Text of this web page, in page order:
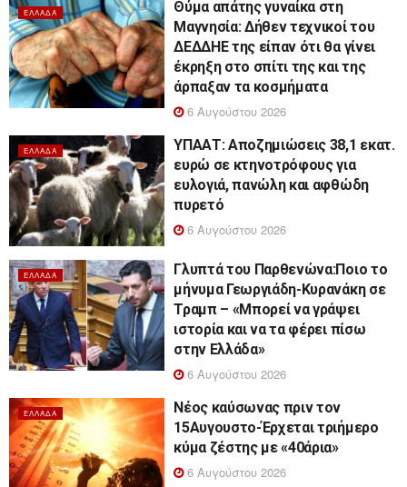
ΕΛΛΆΔΑ
Θύμα απάτης γυναίκα στη
Μαγνησία: Δήθεν τεχνικοί του
ΔΕΔΔΗΕ της είπαν ότι θα γίνει
έκρηξη στο σπίτι της και της
άρπαξαν τα κοσμήματα
6 Αυγούστου 2026
ΕΛΛΆΔΑ
ΥΠΑΑΤ: Αποζημιώσεις 38,1 εκατ.
ευρώ σε κτηνοτρόφους για
ευλογιά, πανώλη και αφθώδη
πυρετό
6 Αυγούστου 2026
ΕΛΛΆΔΑ
Γλυπτά του Παρθενώνα:Ποιο το
μήνυμα Γεωργιάδη-Κυρανάκη σε
Τραμπ – «Μπορεί να γράψει
ιστορία και να τα φέρει πίσω
στην Ελλάδα»
6 Αυγούστου 2026
ΕΛΛΆΔΑ
Νέος καύσωνας πριν τον
15Αυγουστο-Έρχεται τριήμερο
κύμα ζέστης με «40άρια»
6 Αυγούστου 2026